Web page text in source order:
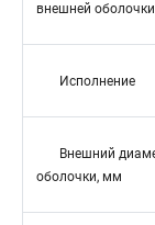
внешней оболочки
Исполнение
Внешний
оболочки, мм